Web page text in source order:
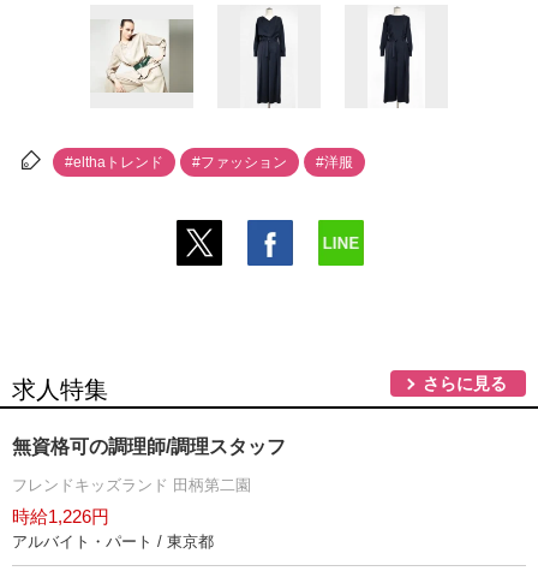
#elthaトレンド #ファッション #洋服
求人特集 さらに見る
無資格可の調理師/調理スタッフ
フレンドキッズランド 田柄第二園
時給1,226円
アルバイト・パート / 東京都